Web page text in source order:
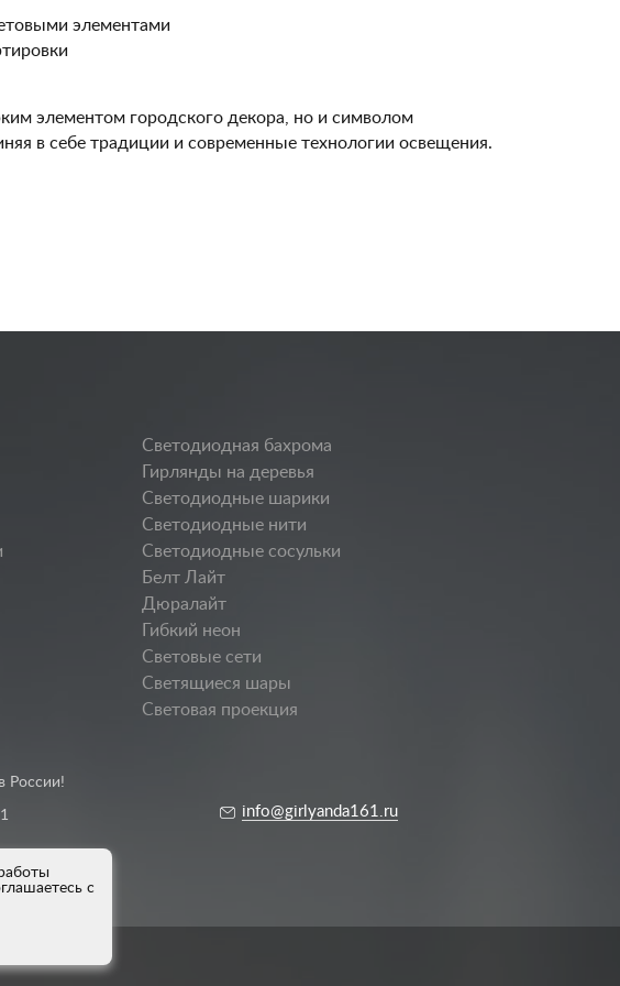
элементами
элементом городского декора, но и символом
в себе традиции и современные технологии освещения.
Светодиодная бахрома
Гирлянды на деревья
Светодиодные шарики
Светодиодные нити
Светодиодные сосульки
Белт Лайт
Дюралайт
Гибкий неон
Световые сети
Светящиеся шары
Световая проекция
России!
info@girlyanda161.ru
с